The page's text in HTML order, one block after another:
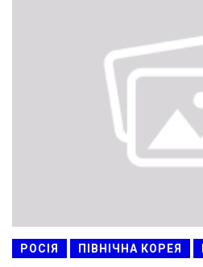
РОСІЯ ПІВНІЧНА КОРЕЯ